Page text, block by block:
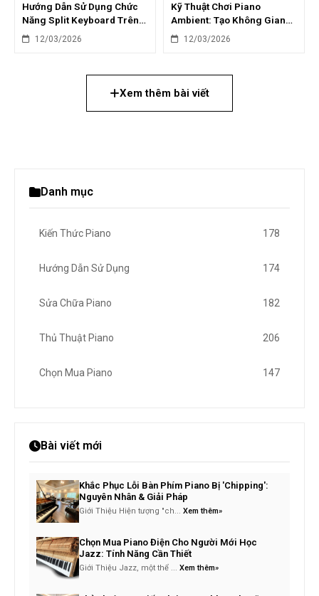
Hướng Dẫn Sử Dụng Chức
Năng Split Keyboard Trên
Piano Điện
12/03/2026
Kỹ Thuật Chơi Piano
Ambient: Tạo Không Gian
Âm Nhạc Mộng Mơ
12/03/2026
Xem thêm bài viết
Danh mục
Kiến Thức Piano 178
Hướng Dẫn Sử Dụng 174
Sửa Chữa Piano 182
Thủ Thuật Piano 206
Chọn Mua Piano 147
Bài viết mới
Khắc Phục Lỗi Bàn Phím Piano Bị 'Chipping':
Nguyên Nhân & Giải Pháp
Giới Thiệu Hiện tượng "ch... Xem thêm»
Chọn Mua Piano Điện Cho Người Mới Học
Jazz: Tính Năng Cần Thiết
Giới Thiệu Jazz, một thể ... Xem thêm»